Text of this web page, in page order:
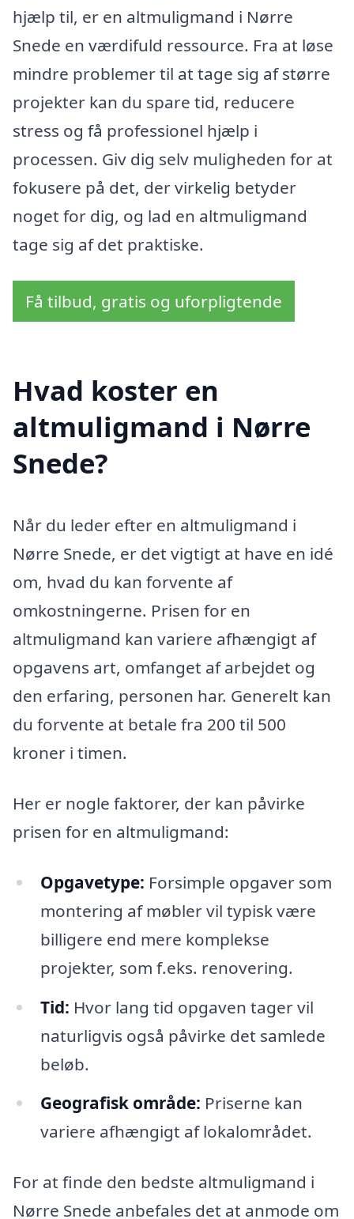
hjælp til, er en altmuligmand i Nørre
Snede en værdifuld ressource. Fra at løse
mindre problemer til at tage sig af større
projekter kan du spare tid, reducere
stress og få professionel hjælp i
processen. Giv dig selv muligheden for at
fokusere på det, der virkelig betyder
noget for dig, og lad en altmuligmand
tage sig af det praktiske.
Få tilbud, gratis og uforpligtende
Hvad koster en
altmuligmand i Nørre
Snede?
Når du leder efter en altmuligmand i
Nørre Snede, er det vigtigt at have en idé
om, hvad du kan forvente af
omkostningerne. Prisen for en
altmuligmand kan variere afhængigt af
opgavens art, omfanget af arbejdet og
den erfaring, personen har. Generelt kan
du forvente at betale fra 200 til 500
kroner i timen.
Her er nogle faktorer, der kan påvirke
prisen for en altmuligmand:
Opgavetype: Forsimple opgaver som
montering af møbler vil typisk være
billigere end mere komplekse
projekter, som f.eks. renovering.
Tid: Hvor lang tid opgaven tager vil
naturligvis også påvirke det samlede
beløb.
Geografisk område: Priserne kan
variere afhængigt af lokalområdet.
For at finde den bedste altmuligmand i
Nørre Snede anbefales det at anmode om